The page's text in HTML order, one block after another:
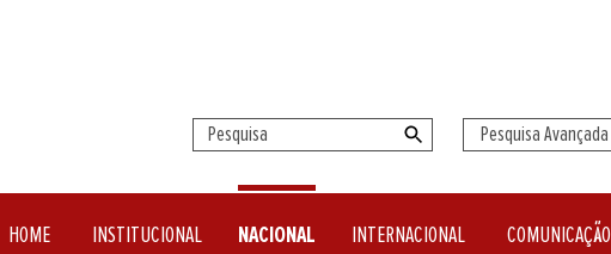
Pesquisa Avançada
HOME INSTITUCIONAL NACIONAL INTERNACIONAL COMUNICAÇÃO